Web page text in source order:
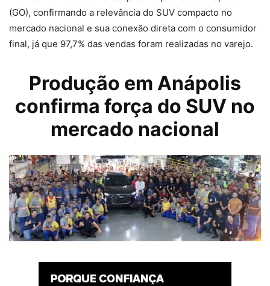
(GO), confirmando a relevância do SUV compacto no
mercado nacional e sua conexão direta com o consumidor
final, já que 97,7% das vendas foram realizadas no varejo.
Produção em Anápolis
confirma força do SUV no
mercado nacional